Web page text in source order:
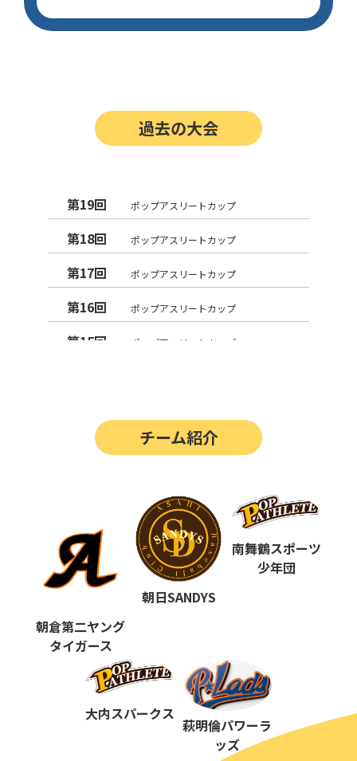
過去の大会
第19回 ポップアスリートカップ
第18回 ポップアスリートカップ
第17回 ポップアスリートカップ
第16回 ポップアスリートカップ
第15回 ポップアスリートカップ
第12回 決勝戦の動画はこちらから
ポップアスリートカップ
第10回 ポップアスリートカップ
第9回 ポップアスリートカップ
第7回
第6回 ポップアスリートカップ
第5回 ポップアスリートカップ
ポップアスリートカップ
チーム紹介
朝倉第二ヤング
タイガース
朝日SANDYS
南舞鶴スポーツ
少年団
大内スパークス
萩明倫パワーラ
ッズ